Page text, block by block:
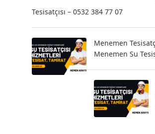
Tesisatçısı – 0532 384 77 07
Menemen
Menemen Su